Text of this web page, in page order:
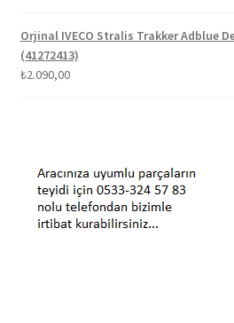
Orjinal IVECO Stralis Trakker Adblue
(41272413)
₺2.090,00